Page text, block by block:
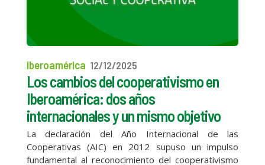
Iberoamérica 12/12/2025
Los cambios del cooperativismo en
Iberoamérica: dos años
internacionales y un mismo objetivo
La declaración del Año Internacional de las
Cooperativas (AIC) en 2012 supuso un impulso
fundamental al reconocimiento del cooperativismo